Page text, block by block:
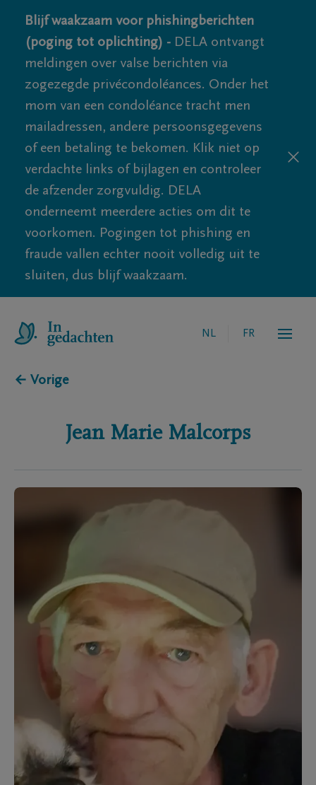
Blijf waakzaam voor phishingberichten
(poging tot oplichting) - DELA ontvangt
meldingen over valse berichten via
zogezegde privécondoléances. Onder het
mom van een condoléance tracht men
mailadressen, andere persoonsgegevens
of een betaling te bekomen. Klik niet op
verdachte links of bijlagen en controleer
de afzender zorgvuldig. DELA
onderneemt meerdere acties om dit te
voorkomen. Pogingen tot phishing en
fraude vallen echter nooit volledig uit te
sluiten, dus blijf waakzaam.
NL FR
← Vorige
Jean Marie Malcorps